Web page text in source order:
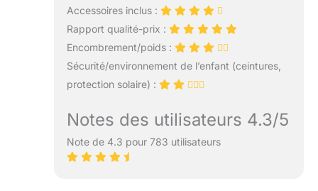
Accessoires inclus :
Rapport qualité-prix :
Encombrement/poids :
Sécurité/environnement de l’enfant (ceintures,
protection solaire) :
Notes des utilisateurs 4.3/5
Note de 4.3 pour 783 utilisateurs